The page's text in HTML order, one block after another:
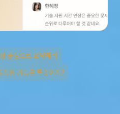
중심으로 요약해줘
청한 기능은 무엇이지?